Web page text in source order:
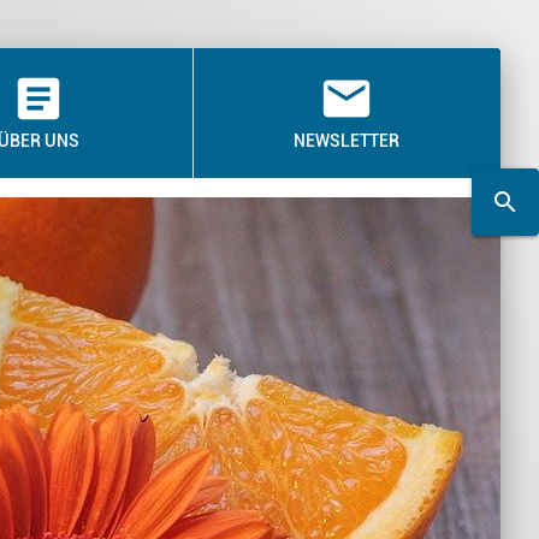
article
ÜBER UNS
email
NEWSLETTER
search